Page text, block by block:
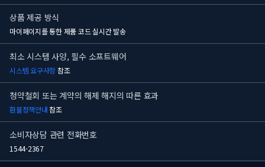
상품 제공 방식
마이페이지를 통한 제품 코드 실시간 발송
최소 시스템 사양, 필수 소프트웨어
시스템 요구사항참조
청약철회 또는 계약의 해제 해지의 따른 효과
환불정책안내참조
소비자상담 관련 전화번호
1544-2367